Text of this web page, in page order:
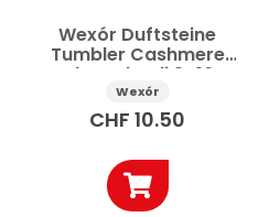
Wexór Duftsteine
Tumbler Cashmere
und Patchouli 3×16 g
Wexór
CHF 10.50